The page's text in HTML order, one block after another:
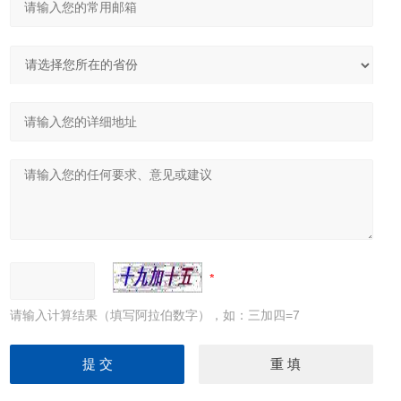
请输入计算结果（填写阿拉伯数字），如：三加四=7